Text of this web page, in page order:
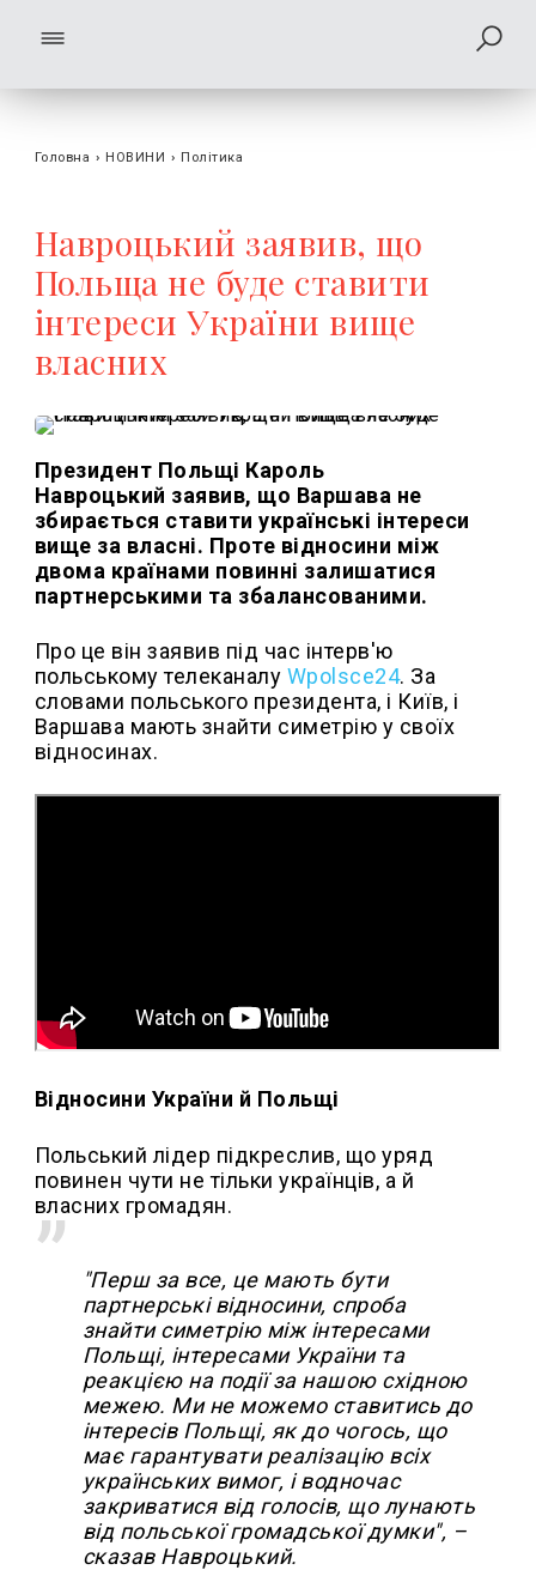
Головна › НОВИНИ › Політика
Навроцький заявив, що
Польща не буде ставити
інтереси України вище
власних
Президент Польщі Кароль
Навроцький заявив, що Варшава не
збирається ставити українські інтереси
вище за власні. Проте відносини між
двома країнами повинні залишатися
партнерськими та збалансованими.
Про це він заявив під час інтерв'ю
польському телеканалу Wpolsce24. За
словами польського президента, і Київ, і
Варшава мають знайти симетрію у своїх
відносинах.
Відносини України й Польщі
Польський лідер підкреслив, що уряд
повинен чути не тільки українців, а й
власних громадян.
"Перш за все, це мають бути
партнерські відносини, спроба
знайти симетрію між інтересами
Польщі, інтересами України та
реакцією на події за нашою східною
межею. Ми не можемо ставитись до
інтересів Польщі, як до чогось, що
має гарантувати реалізацію всіх
українських вимог, і водночас
закриватися від голосів, що лунають
від польської громадської думки", –
сказав Навроцький.